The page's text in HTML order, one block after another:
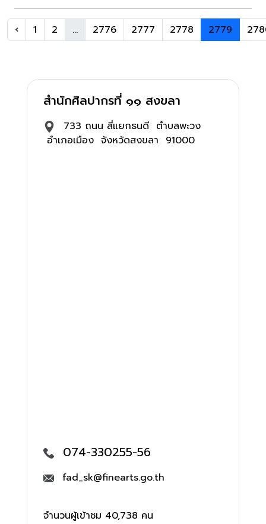
‹ 1 2 ... 2776 2777 2778 2779
สำนักศิลปากรที่ ๑๑ สงขลา
733 ถนน สี่แยกธนดี ตำบลพะวง
อำเภอเมือง จังหวัดสงขลา 91000
074-330255-56
fad_sk@finearts.go.th
จำนวนผู้เข้าชม 40,738 คน